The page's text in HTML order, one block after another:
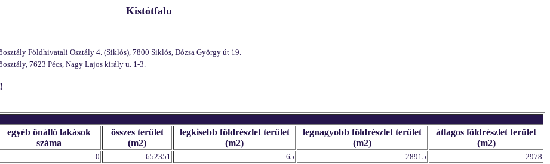
Kistótfalu
Földhivatali Osztály 4. (Siklós), 7800 Siklós, Dózsa György út 19.
7623 Pécs, Nagy Lajos király u. 1-3.
egyéb önálló lakások
száma
összes terület
(m2)
legkisebb földrészlet terület
(m2)
legnagyobb földrészlet terület
(m2)
átlagos földrészlet terület
(m2)
0 652351 65 28915
2978